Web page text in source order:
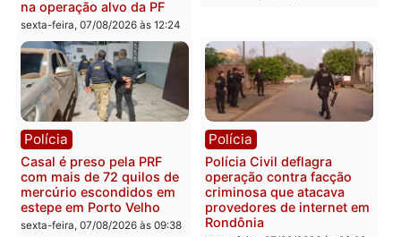
sexta-feira, 07/08/2026 às 18:49
Polícia
2 MILHÕES – Unnesa
apresenta documentos
que comprovam
transparência e legalidade
na operação alvo da PF
Polícia
Polícia Federal apreende
400 quilos de drogas e
prende motorista em RO
sexta-feira, 07/08/2026 às